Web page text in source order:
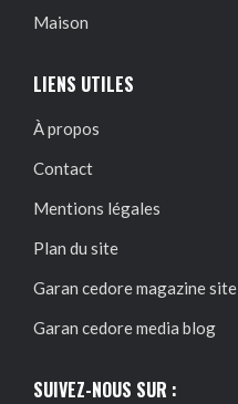
Maison
LIENS UTILES
À propos
Contact
Mentions légales
Plan du site
Garan cedore magazine site
Garan cedore media blog
SUIVEZ-NOUS SUR :